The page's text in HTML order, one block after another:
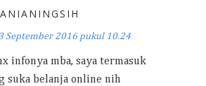
September 2016 pukul 10.24
infonya mba, saya termasuk
suka belanja online nih